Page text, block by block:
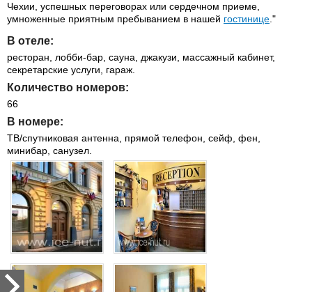
Чехии, успешных переговорах или сердечном приеме,
умноженные приятным пребыванием в нашей гостинице ."
В отеле:
ресторан, лобби-бар, сауна, джакузи, массажный кабинет,
секретарские услуги, гараж.
Количество номеров:
66
В номере:
ТВ/спутниковая антенна, прямой телефон, сейф, фен,
минибар, санузел.